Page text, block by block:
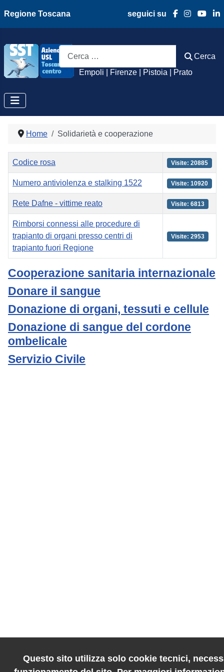
Regione Toscana seguici su
Azienda Usl
Empoli | Firenze | Pistoia | Prato
Cerca
Cerca
Home Solidarietà e cooperazione
Titolo Visite
Codice rosa Visite: 20885
Numero antiviolenza e stalking 1522 Visite: 10920
Rete Dafne - vittime reato Visite: 6813
Rimborsi connessi alle procedure di
trapianto di organi presso centri di
trapianto fuori Regione
Visite: 2953
Cooperazione sanitaria internazionale
Donare il sangue
Donazione di organi, tessuti e cellule
Donazione di sangue del cordone
ombelicale
Servizio Civile
Questo sito utilizza solo cookie tecnici,